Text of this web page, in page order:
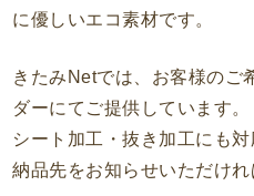
に優しいエコ素材です。
きたみNetでは、お客様のご
ダーにてご提供しています。
シート加工・抜き加工にも
納品先をお知らせいただけれ